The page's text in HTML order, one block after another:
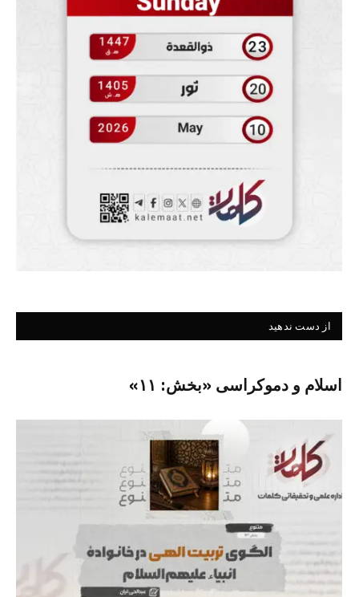
از دست ندهید
اسلام و دموکراسی «بخش: ۱۱»